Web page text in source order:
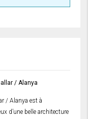
/ Alanya
/ Alanya est à
d’une belle architecture